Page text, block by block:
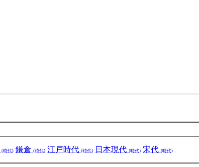
(時代) 鎌倉 (時代) 江戸時代 (時代) 日本現代 (時代) 宋代 (時代)